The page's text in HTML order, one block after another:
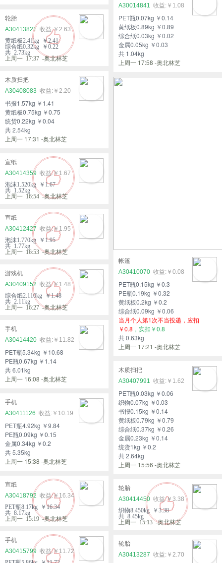
A30014841
￥1.08
PET瓶0.07kg ￥0.14
黄纸板0.89kg ￥0.89
综合纸0.03kg ￥0.02
金属0.05kg ￥0.03
共 1.04kg
上周一 17:58 -奥北林芝
轮胎
A30413821
￥2.63
黄纸板2.41kg ￥2.41
综合纸0.32kg ￥0.22
共 2.73kg
上周一 17:37 -奥北林芝
木质扫把
A30408083
￥2.20
书报1.57kg ￥1.41
黄纸板0.75kg ￥0.75
统货0.22kg ￥0.04
共 2.54kg
上周一 17:31 -奥北林芝
帐篷
A30410070
￥0.08
PET瓶0.15kg ￥0.3
PE瓶0.19kg ￥0.32
黄纸板0.2kg ￥0.2
综合纸0.09kg ￥0.06
当月个人第1次不当投递，应扣
￥0.8 ，实扣￥0.8
共 0.63kg
上周一 17:21 -奥北林芝
宣纸
A30414359
￥1.67
泡沫1.520kg ￥1.67
共 1.52kg
上周一 16:54 -奥北林芝
宣纸
A30412427
￥1.95
泡沫1.770kg ￥1.95
共 1.77kg
上周一 16:53 -奥北林芝
游戏机
A30409152
￥1.48
综合纸2.110kg ￥1.48
共 2.11kg
上周一 16:27 -奥北林芝
手机
A30414420
￥11.82
PET瓶5.34kg ￥10.68
PE瓶0.67kg ￥1.14
共 6.01kg
上周一 16:08 -奥北林芝
木质扫把
A30407991
￥1.62
PET瓶0.03kg ￥0.06
织物0.07kg ￥0.03
书报0.15kg ￥0.14
黄纸板0.79kg ￥0.79
综合纸0.37kg ￥0.26
金属0.23kg ￥0.14
统货1kg ￥0.2
共 2.64kg
上周一 15:56 -奥北林芝
手机
A30411126
￥10.19
PET瓶4.92kg ￥9.84
PE瓶0.09kg ￥0.15
金属0.34kg ￥0.2
共 5.35kg
上周一 15:38 -奥北林芝
宣纸
A30418792
￥16.34
PET瓶8.17kg ￥16.34
共 8.17kg
上周一 15:19 -奥北林芝
轮胎
A30414450
￥3.38
织物8.450kg ￥3.38
共 8.45kg
上周一 15:13 -奥北林芝
手机
A30415799
￥11.72
PET瓶5.86kg ￥11.72
轮胎
A30413287
￥2.70